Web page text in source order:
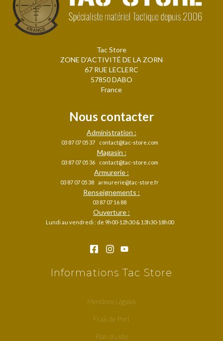
Tac Store
ZONE D'ACTIVITÉ DE LA ZORN
67 RUE LECLERC
57850 DABO
France
Nous contacter
Administration :
03 87 07 05 37 contact@tac-store.com
Magasin :
03 87 07 05 36 contact@tac-store.com
Armurerie :
03 87 07 05 38 armurerie@tac-store.fr
Renseignements :
03 87 07 16 88
Ouverture :
Lundi au vendredi : de 9h00-12h30 & 13h30-18h00
Informations Tac Store
Mentions Légales
Frais de Port
Plan du site